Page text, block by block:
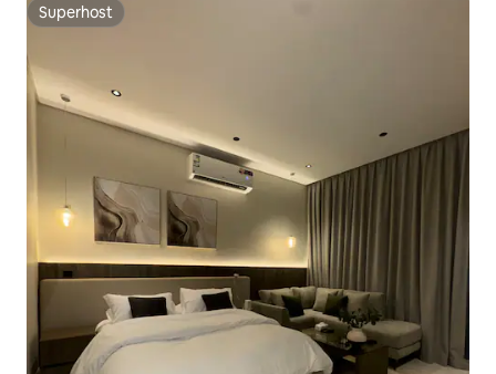
Superhost
Superhost